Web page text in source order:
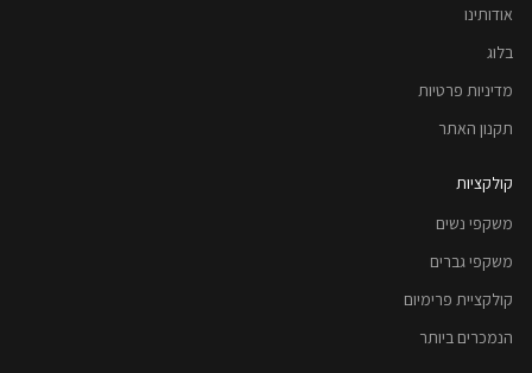
אודותינו
בלוג
מדיניות פרטיות
תקנון האתר
קולקציות
משקפי נשים
משקפי גברים
קולקציית פרימיום
הנמכרים ביותר